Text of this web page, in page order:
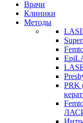
Врачи
Клиники
Методы
PRK